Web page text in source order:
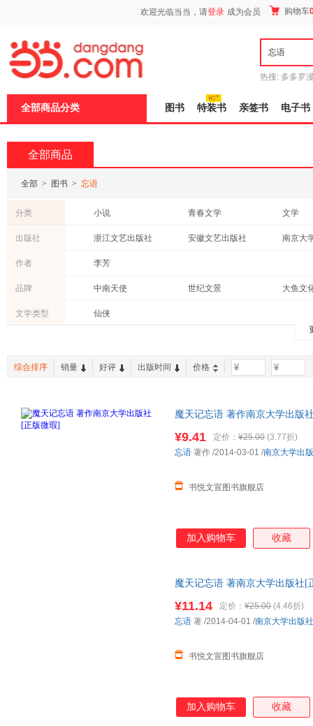
欢迎光临当当，请登录 成为会员 购物车
热搜: 多多罗
全部商品分类 图书 特装书 亲签书 电子书
全部商品
全部 > 图书 > 忘语
分类 小说 青春文学
文学
童书
社会科学
工具书
出版社 浙江文艺出版社 安徽文艺出版社
南京大
安徽大学出版社
作者 李芳
品牌 中南天使 世纪文景 大鱼文
文学类型
仙侠
综合排序 销量 好评 出版时间 价格 -
魔天记忘语 著作南京大学出版
¥9.41 定价： ¥25.00 (3.77折)
书悦文宣图书旗舰店
忘语 著作 /2014-03-01 /南京大学出
加入购物车 收藏
魔天记忘语 著南京大学出版社
¥11.14 定价： ¥25.00 (4.46折)
书悦文宣图书旗舰店
忘语 著 /2014-04-01 /南京大学出版社
加入购物车 收藏
页
加